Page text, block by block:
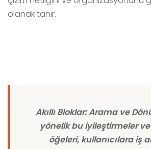
olanak tanır.
Akıllı Bloklar: Arama ve
yönelik bu iyileştirmeler
öğeleri, kullanıcılara iş